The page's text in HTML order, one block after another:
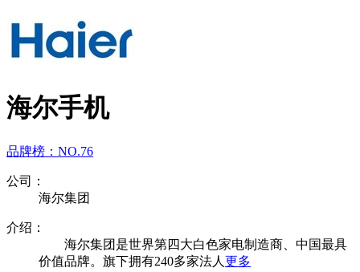
海尔手机
品牌榜： NO.76
公司：
海尔集团
介绍：
海尔集团是世界第四大白色家电制造商、中国最具
价值品牌。旗下拥有240多家法人 更多